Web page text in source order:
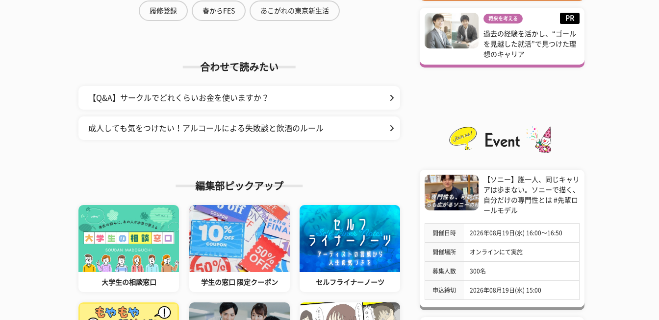
履修登録 春からFES あこがれの東京新生活
合わせて読みたい
【Q&A】サークルでどれくらいお金を使いますか？
成人しても気をつけたい！アルコールによる失敗談と飲酒のルール
編集部ピックアップ
大学生の相談窓口 学生の窓口 限定クーポン セルフライナーノーツ
将来を考える PR
過去の経験を活かし、“ゴール
を見越した就活”で見つけた理
想のキャリア
【ソニー】誰一人、同じキャリ
アは歩まない。ソニーで描く、
自分だけの専門性とは #先輩ロ
ールモデル
開催日時 2026年08月19日(水) 16:00〜16:50
開催場所 オンラインにて実施
募集人数 300名
申込締切 2026年08月19日(水) 15:00